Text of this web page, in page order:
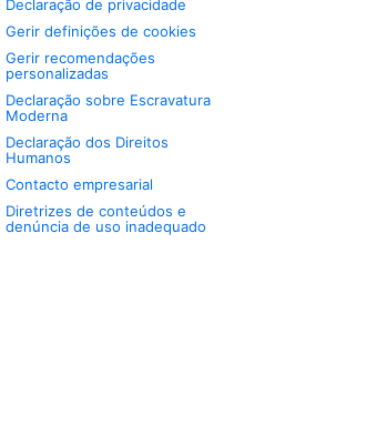
Declaração de privacidade
Gerir definições de cookies
Gerir recomendações
personalizadas
Declaração sobre Escravatura
Moderna
Declaração dos Direitos
Humanos
Contacto empresarial
Diretrizes de conteúdos e
denúncia de uso inadequado